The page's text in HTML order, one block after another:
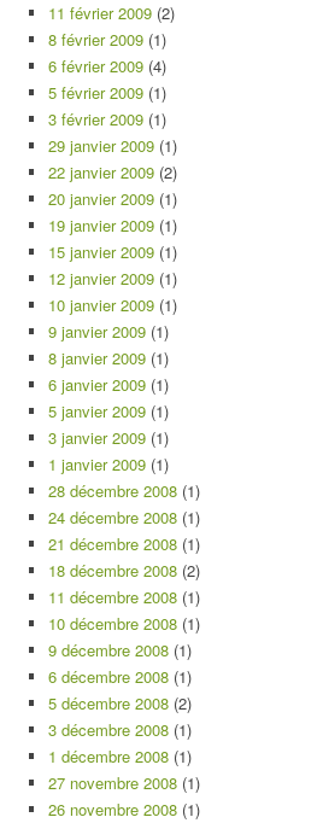
11 février 2009 (2)
8 février 2009 (1)
6 février 2009 (4)
5 février 2009 (1)
3 février 2009 (1)
29 janvier 2009 (1)
22 janvier 2009 (2)
20 janvier 2009 (1)
19 janvier 2009 (1)
15 janvier 2009 (1)
12 janvier 2009 (1)
10 janvier 2009 (1)
9 janvier 2009 (1)
8 janvier 2009 (1)
6 janvier 2009 (1)
5 janvier 2009 (1)
3 janvier 2009 (1)
1 janvier 2009 (1)
28 décembre 2008 (1)
24 décembre 2008 (1)
21 décembre 2008 (1)
18 décembre 2008 (2)
11 décembre 2008 (1)
10 décembre 2008 (1)
9 décembre 2008 (1)
6 décembre 2008 (1)
5 décembre 2008 (2)
3 décembre 2008 (1)
1 décembre 2008 (1)
27 novembre 2008 (1)
26 novembre 2008 (1)